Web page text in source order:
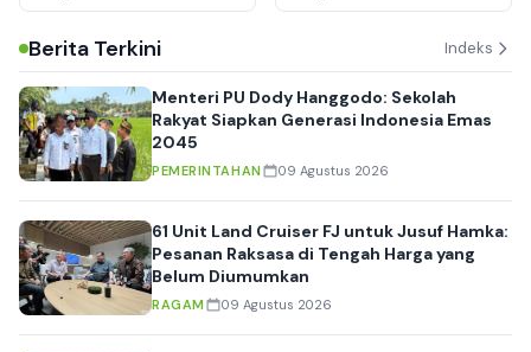
Berita Terkini Indeks
Menteri PU Dody Hanggodo: Sekolah
Rakyat Siapkan Generasi Indonesia Emas
2045
PEMERINTAHAN 09 Agustus 2026
61 Unit Land Cruiser FJ untuk Jusuf Hamka:
Pesanan Raksasa di Tengah Harga yang
Belum Diumumkan
RAGAM 09 Agustus 2026